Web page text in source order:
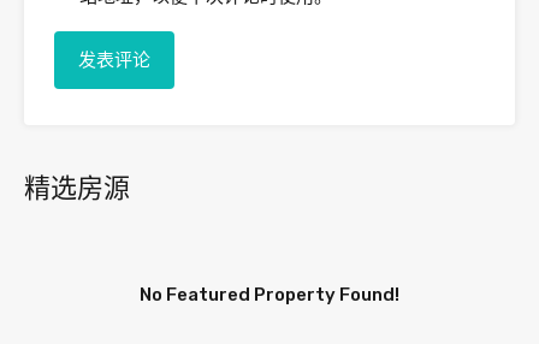
精选房源
No Featured Property Found!